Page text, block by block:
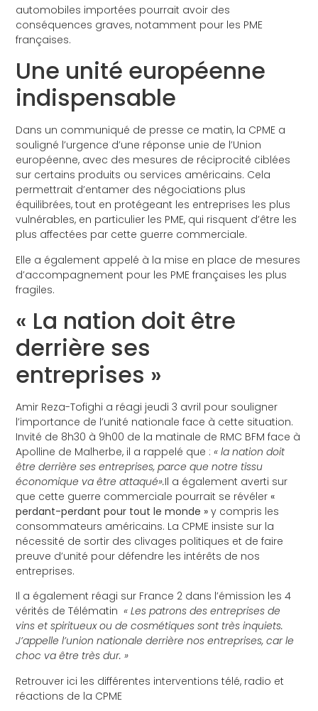
automobiles importées pourrait avoir des
conséquences graves, notamment pour les PME
françaises.
Une unité européenne
indispensable
Dans un communiqué de presse ce matin, la CPME a
souligné l’urgence d’une réponse unie de l’Union
européenne, avec des mesures de réciprocité ciblées
sur certains produits ou services américains. Cela
permettrait d’entamer des négociations plus
équilibrées, tout en protégeant les entreprises les plus
vulnérables, en particulier les PME, qui risquent d’être les
plus affectées par cette guerre commerciale.
Elle a également appelé à la mise en place de mesures
d’accompagnement pour les PME françaises les plus
fragiles.
« La nation doit être
derrière ses
entreprises »
Amir Reza-Tofighi a réagi jeudi 3 avril pour souligner
l’importance de l’unité nationale face à cette situation.
Invité de 8h30 à 9h00 de la matinale de RMC BFM face à
Apolline de Malherbe, il a rappelé que :« la nation doit
être derrière ses entreprises, parce que notre tissu
économique va être attaqué».Il a également averti sur
que cette guerre commerciale pourrait se révéler«
perdant-perdant pour tout le monde »y compris les
consommateurs américains. La CPME insiste sur la
nécessité de sortir des clivages politiques et de faire
preuve d’unité pour défendre les intérêts de nos
entreprises.
Il a également réagi sur France 2 dans l’émission les 4
vérités de Télématin « Les patrons des entreprises de
vins et spiritueux ou de cosmétiques sont très inquiets.
J’appelle l’union nationale derrière nos entreprises, car le
choc va être très dur. »
Retrouver ici les différentes interventions télé, radio et
réactions de la CPME